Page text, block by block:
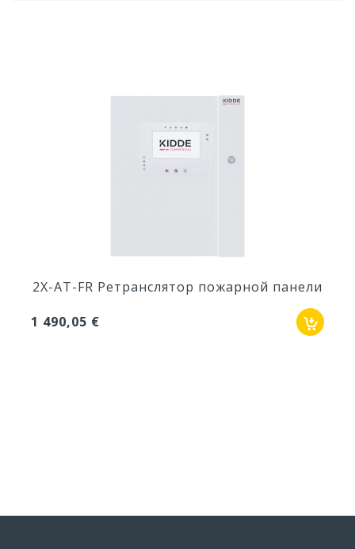
2X-AT-FR Ретранслятор пожарной панели
1 490,05 €